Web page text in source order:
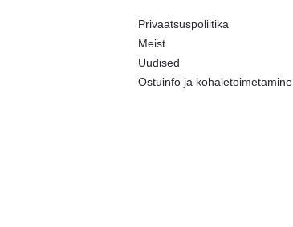
Privaatsuspoliitika
Meist
Uudised
Ostuinfo ja kohaletoimetamine